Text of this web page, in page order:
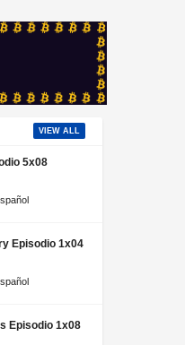
VIEW ALL
5x08
Episodio 1x04
Episodio 1x08